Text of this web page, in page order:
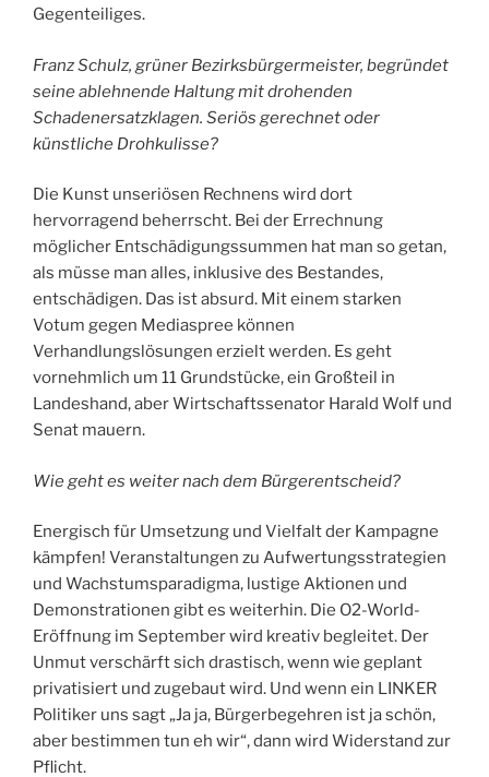
Gegenteiliges.
Franz Schulz, grüner Bezirksbürgermeister, begründet
seine ablehnende Haltung mit drohenden
Schadenersatzklagen. Seriös gerechnet oder
künstliche Drohkulisse?
Die Kunst unseriösen Rechnens wird dort
hervorragend beherrscht. Bei der Errechnung
möglicher Entschädigungssummen hat man so getan,
als müsse man alles, inklusive des Bestandes,
entschädigen. Das ist absurd. Mit einem starken
Votum gegen Mediaspree können
Verhandlungslösungen erzielt werden. Es geht
vornehmlich um 11 Grundstücke, ein Großteil in
Landeshand, aber Wirtschaftssenator Harald Wolf und
Senat mauern.
Wie geht es weiter nach dem Bürgerentscheid?
Energisch für Umsetzung und Vielfalt der Kampagne
kämpfen! Veranstaltungen zu Aufwertungsstrategien
und Wachstumsparadigma, lustige Aktionen und
Demonstrationen gibt es weiterhin. Die O2-World-
Eröffnung im September wird kreativ begleitet. Der
Unmut verschärft sich drastisch, wenn wie geplant
privatisiert und zugebaut wird. Und wenn ein LINKER
Politiker uns sagt „Ja ja, Bürgerbegehren ist ja schön,
aber bestimmen tun eh wir“, dann wird Widerstand zur
Pflicht.